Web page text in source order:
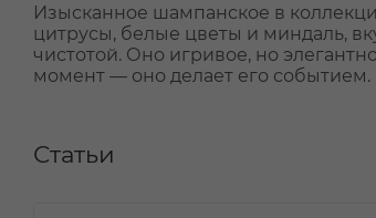
Изысканное шампанское в
цитрусы, белые цветы и миндаль,
чистотой. Оно игривое, но
момент — оно делает его событием.
Статьи